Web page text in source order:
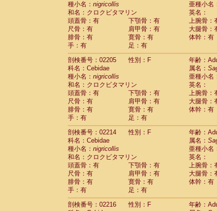
Cercopithecidae
Trachypithecus
Cercopithecidae
Trachypithecus
CercopithecidaeTrachypithecus
CercopithecidaeColobinae spp.(0)
CercopithecidaePresbytesinaespp.(0)
CercopithecidaeCercopithecidae
HylobatidaeHoolock hoolock(1)
HylobatidaeHylobates agilis
Hylobatidae (0)
Hylobatidae Hylobates lar
HylobatidaeHylobates moloch(2)
Hylobatidae Hylobates muelleri(0)
HylobatidaeHylobates pileatus(3)
Hylobatidae Hylobates
HylobatidaeHylobateshybrid(0)
HylobatidaeNomascus concolor(0)
Hylobatidae
Symphalangus
Hominidae
(0)
Hominidae Pan troglodytes
Hominidae Gorilla gorilla beringei(0)
Hominidae Gorilla gorilla gorilla(0)
Primates misc.(0)
Scandentia Dendrogale melanura
Scandentia Ptilocercus lowii
種小名： nigricollis
亜種小名
和名：クロクビタマリン
英名：
頭蓋骨：有
下顎骨：有
上腕骨：
尺骨：有
肩甲骨：有
大腿骨：
腓骨：有
寛骨：有
体幹：有
手：有
足：有
剖検番号：02205
性別：F
年齢：
科名：Cebidae
属名：
種小名： nigricollis
亜種小名
和名：クロクビタマリン
英名：
頭蓋骨：有
下顎骨：有
上腕骨：
尺骨：有
肩甲骨：有
大腿骨：
腓骨：有
寛骨：有
体幹：有
手：有
足：有
剖検番号：02214
性別：F
年齢：
科名：Cebidae
属名：
種小名： nigricollis
亜種小名
和名：クロクビタマリン
英名：
頭蓋骨：有
下顎骨：有
上腕骨：
尺骨：有
肩甲骨：有
大腿骨：
腓骨：有
寛骨：有
体幹：有
手：有
足：有
剖検番号：02216
性別：F
年齢：